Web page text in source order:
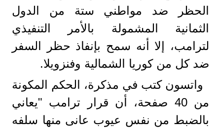
الحظر ضد مواطني ستة من الدول
الثمانية المشمولة بالأمر التنفيذي
لترامب، إلا أنه سمح بإنفاذ حظر السفر
ضد كل من كوريا الشمالية وفنزويلا.
واتسون كتب في مذكرة، الحكم المكونة
من 40 صفحة، أن قرار ترامب "يعاني
بالضبط من نفس عيوب عانى منها سلفه